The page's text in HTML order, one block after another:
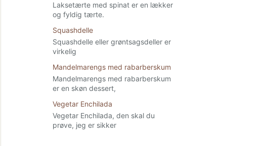
Laksetærte med spinat er en lækker
og fyldig tærte.
Squashdelle
Squashdelle eller grøntsagsdeller er
virkelig
Mandelmarengs med rabarberskum
Mandelmarengs med rabarberskum
er en skøn dessert,
Vegetar Enchilada
Vegetar Enchilada, den skal du
prøve, jeg er sikker